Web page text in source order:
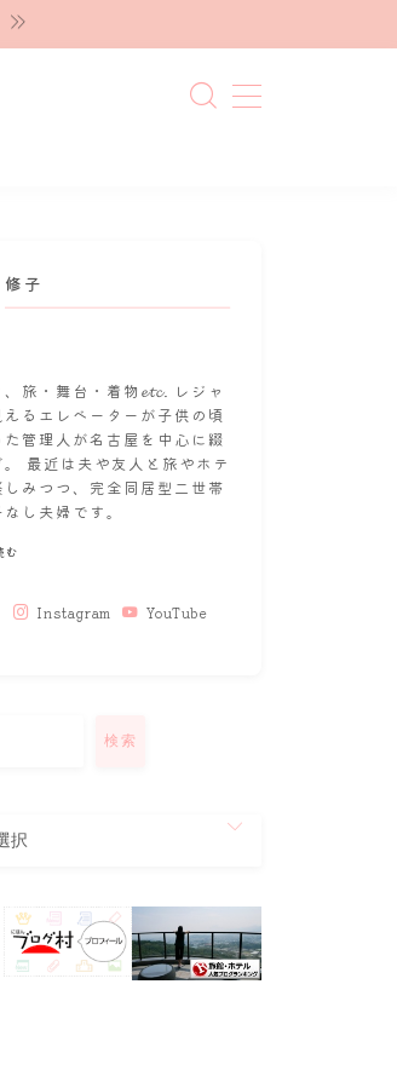
修子
旅・舞台・着物𝓮𝓽𝓬. レジャ
えるエレベーターが子供の頃
管理人が名古屋を中心に綴
最近は夫や友人と旅やホテ
みつつ、完全同居型二世帯
し夫婦です。
む
Instagram
YouTube
検索